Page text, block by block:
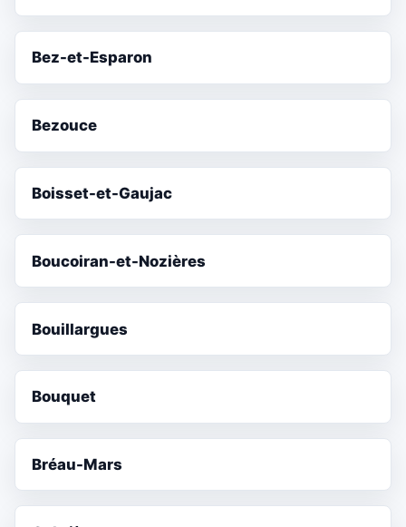
Bez-et-Esparon
Bezouce
Boisset-et-Gaujac
Boucoiran-et-Nozières
Bouillargues
Bouquet
Bréau-Mars